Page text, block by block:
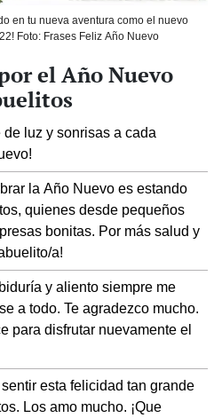
en tu nueva aventura como el nuevo
Foto: Frases Feliz Año Nuevo
el Año Nuevo
luz y sonrisas a cada
la Año Nuevo es estando
quienes desde pequeños
bonitas. Por más salud y
a!
y aliento siempre me
a todo. Te agradezco mucho.
para disfrutar nuevamente el
esta felicidad tan grande
Los amo mucho. ¡Que